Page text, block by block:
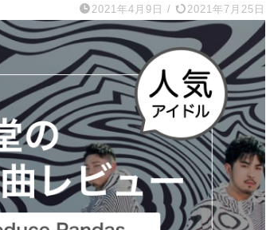
2021年4月9日 / 2021年7月25日